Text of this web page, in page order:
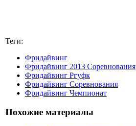
Теги:
Фридайвинг
Фридайвинг 2013 Соревнования
Фридайвинг Ргуфк
Фридайвинг Соревнования
Фридайвинг Чемпионат
Похожие материалы